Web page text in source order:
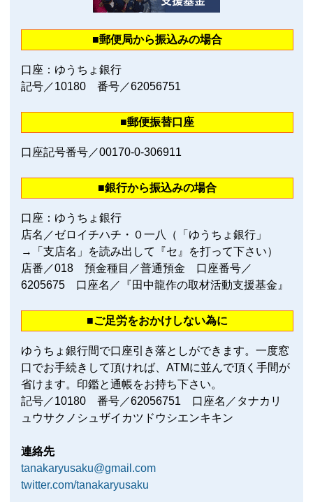
■郵便局から振込みの場合
口座：ゆうちょ銀行
記号／10180 番号／62056751
■郵便振替口座
口座記号番号／00170‐0‐306911
■銀行から振込みの場合
口座：ゆうちょ銀行
店名／ゼロイチハチ・０一八（「ゆうちょ銀行」
→「支店名」を読み出して『セ』を打って下さい）
店番／018 預金種目／普通預金 口座番号／
6205675 口座名／『田中龍作の取材活動支援基金』
■ご足労をおかけしない為に
ゆうちょ銀行間で口座引き落としができます。一度窓
口でお手続きして頂ければ、ATMに並んで頂く手間が
省けます。印鑑と通帳をお持ち下さい。
記号／10180 番号／62056751 口座名／タナカリ
ュウサクノシュザイカツドウシエンキキン
連絡先
tanakaryusaku@gmail.com
twitter.com/tanakaryusaku